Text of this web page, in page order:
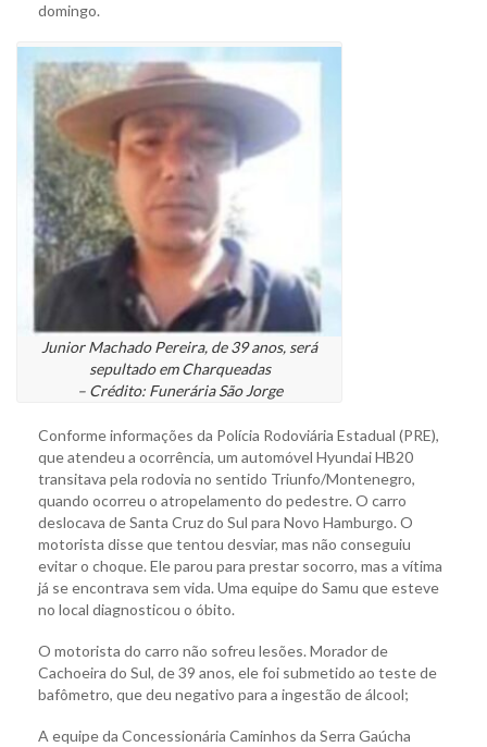
domingo.
Junior Machado Pereira, de 39 anos, será
sepultado em Charqueadas
– Crédito: Funerária São Jorge
Conforme informações da Polícia Rodoviária Estadual (PRE),
que atendeu a ocorrência, um automóvel Hyundai HB20
transitava pela rodovia no sentido Triunfo/Montenegro,
quando ocorreu o atropelamento do pedestre. O carro
deslocava de Santa Cruz do Sul para Novo Hamburgo. O
motorista disse que tentou desviar, mas não conseguiu
evitar o choque. Ele parou para prestar socorro, mas a vítima
já se encontrava sem vida. Uma equipe do Samu que esteve
no local diagnosticou o óbito.
O motorista do carro não sofreu lesões. Morador de
Cachoeira do Sul, de 39 anos, ele foi submetido ao teste de
bafômetro, que deu negativo para a ingestão de álcool;
A equipe da Concessionária Caminhos da Serra Gaúcha